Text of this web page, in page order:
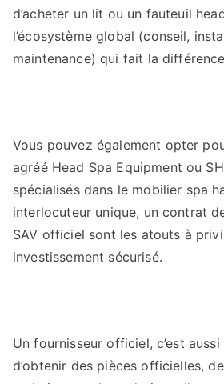
d’acheter un lit ou un fauteuil
l’écosystème global (conseil,
maintenance) qui fait la
Vous pouvez également opter
agréé Head Spa Equipment ou
spécialisés dans le mobilier spa
interlocuteur unique, un contrat
SAV officiel sont les atouts à
investissement sécurisé.
Un fournisseur officiel, c’est
d’obtenir des pièces officielles,